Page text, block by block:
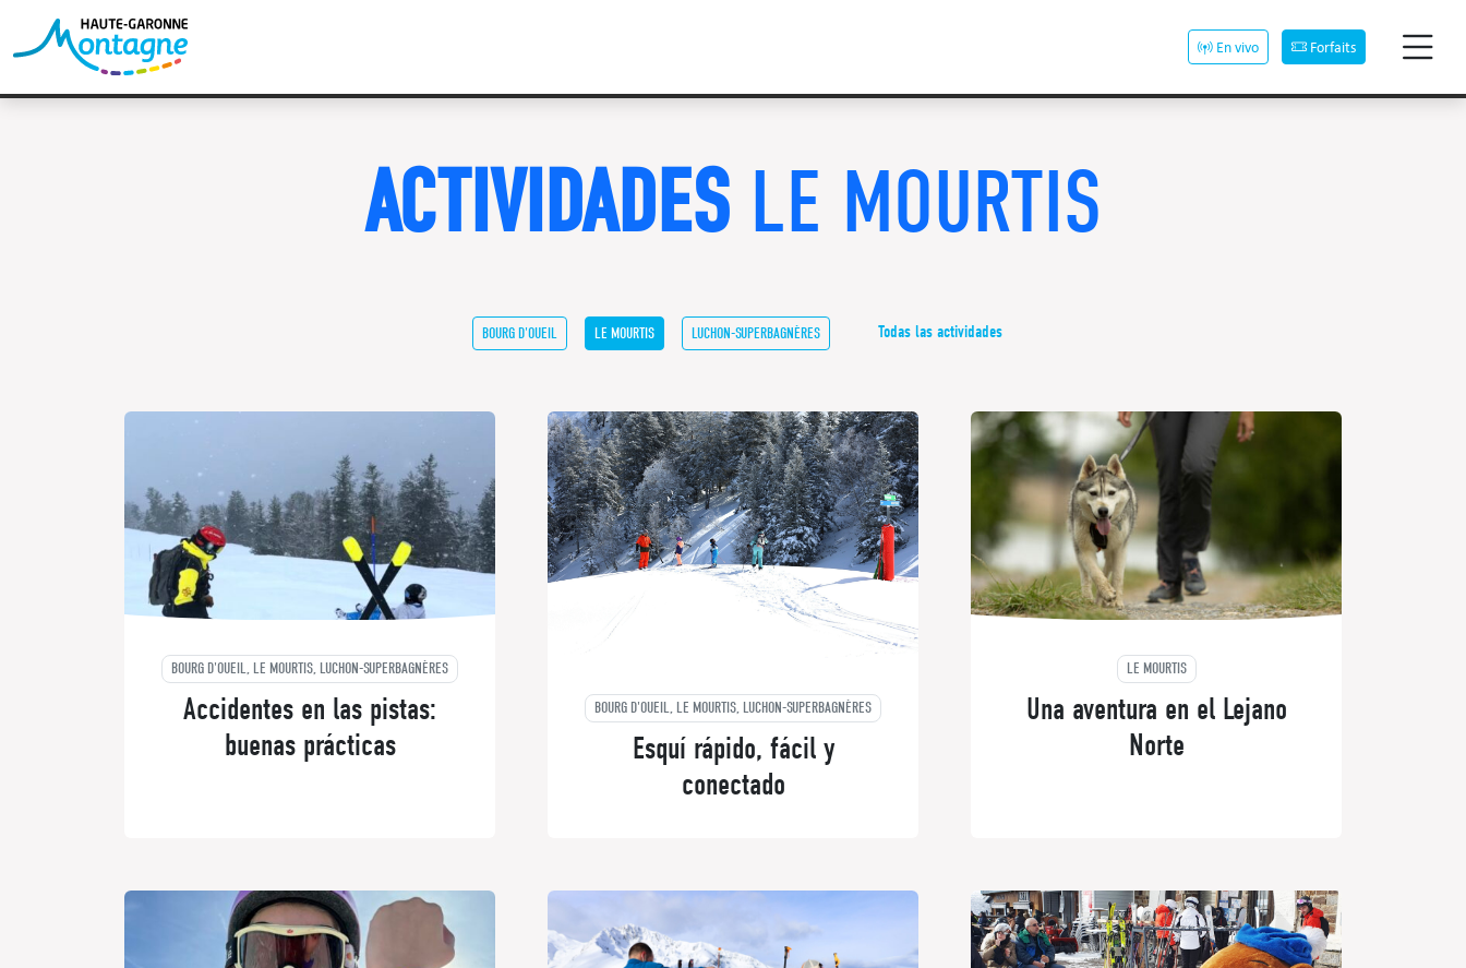
En vivo Forfaits
ACTIVIDADES LE MOURTIS
BOURG D'OUEIL LE MOURTIS LUCHON-SUPERBAGNÈRES Todas las actividades
BOURG D'OUEIL, LE MOURTIS, LUCHON-SUPERBAGNÈRES
Accidentes en las pistas:
buenas prácticas
BOURG D'OUEIL, LE MOURTIS, LUCHON-SUPERBAGNÈRES
Esquí rápido, fácil y
conectado
LE MOURTIS
Una aventura en el Lejano
Norte